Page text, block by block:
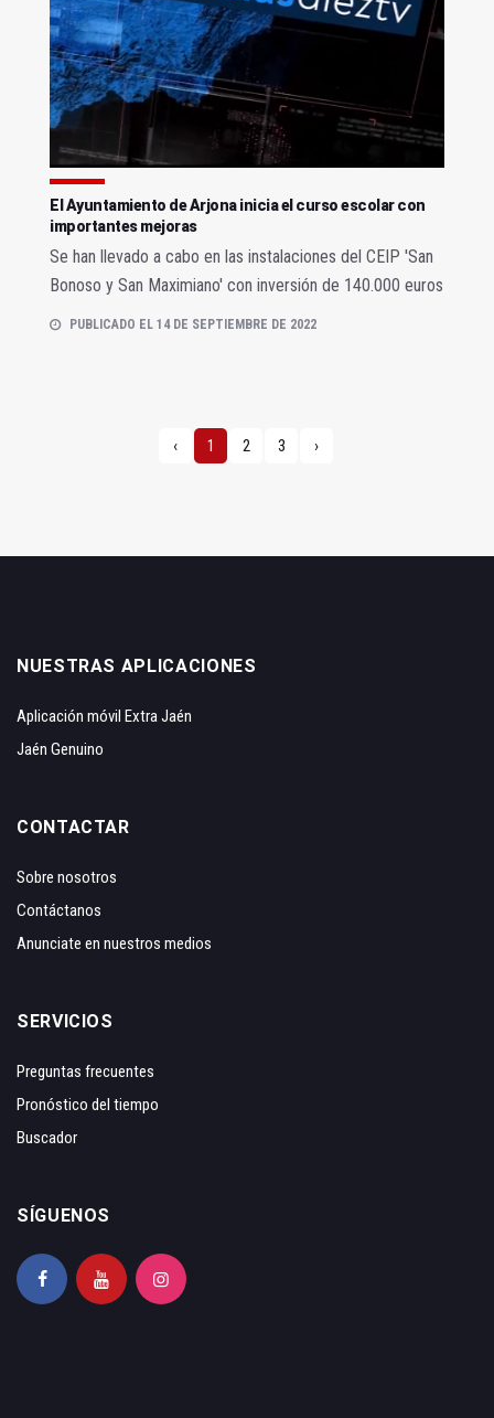
El Ayuntamiento de Arjona inicia el curso escolar con
importantes mejoras
Se han llevado a cabo en las instalaciones del CEIP 'San
Bonoso y San Maximiano' con inversión de 140.000 euros
PUBLICADO EL 14 DE SEPTIEMBRE DE 2022
‹ 1 2 3 ›
NUESTRAS APLICACIONES
Aplicación móvil Extra Jaén
Jaén Genuino
CONTACTAR
Sobre nosotros
Contáctanos
Anunciate en nuestros medios
SERVICIOS
Preguntas frecuentes
Pronóstico del tiempo
Buscador
SÍGUENOS